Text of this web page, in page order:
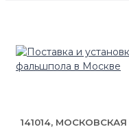
141014, МОСКОВСКАЯ